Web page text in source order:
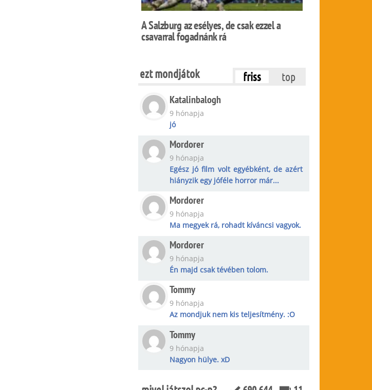
A Salzburg az esélyes, de csak ezzel a
csavarral fogadnánk rá
ezt mondjátok friss
top
Katalinbalogh
9 hónapja
jó
Mordorer
9 hónapja
Egész jó film volt egyébként, de azért
hiányzik egy jóféle horror már...
Mordorer
9 hónapja
Ma megyek rá, rohadt kíváncsi vagyok.
Mordorer
9 hónapja
Én majd csak tévében tolom.
Tommy
9 hónapja
Az mondjuk nem kis teljesítmény. :O
Tommy
9 hónapja
Nagyon hülye. xD